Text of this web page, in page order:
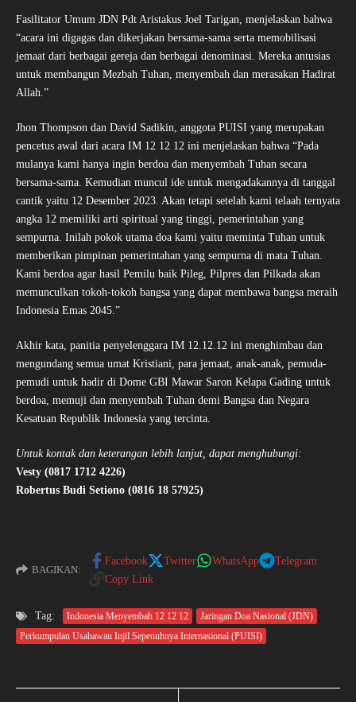
Fasilitator Umum JDN Pdt Aristakus Joel Tarigan, menjelaskan bahwa
“acara ini digagas dan dikerjakan bersama-sama serta memobilisasi
jemaat dari berbagai gereja dan berbagai denominasi. Mereka antusias
untuk membangun Mezbah Tuhan, menyembah dan merasakan Hadirat
Allah.”
Jhon Thompson dan David Sadikin, anggota PUISI yang merupakan
pencetus awal dari acara IM 12 12 12 ini menjelaskan bahwa “Pada
mulanya kami hanya ingin berdoa dan menyembah Tuhan secara
bersama-sama. Kemudian muncul ide untuk mengadakannya di tanggal
cantik yaitu 12 Desember 2023. Akan tetapi setelah kami telaah ternyata
angka 12 memiliki arti spiritual yang tinggi, pemerintahan yang
sempurna. Inilah pokok utama doa kami yaitu meminta Tuhan untuk
memberikan pimpinan pemerintahan yang sempurna di mata Tuhan.
Kami berdoa agar hasil Pemilu baik Pileg, Pilpres dan Pilkada akan
memunculkan tokoh-tokoh bangsa yang dapat membawa bangsa meraih
Indonesia Emas 2045.”
Akhir kata, panitia penyelenggara IM 12.12.12 ini menghimbau dan
mengundang semua umat Kristiani, para jemaat, anak-anak, pemuda-
pemudi untuk hadir di Dome GBI Mawar Saron Kelapa Gading untuk
berdoa, memuji dan menyembah Tuhan demi Bangsa dan Negara
Kesatuan Republik Indonesia yang tercinta.
Untuk kontak dan keterangan lebih lanjut, dapat menghubungi:
Vesty (0817 1712 4226)
Robertus Budi Setiono (0816 18 57925)
BAGIKAN:
Facebook Twitter WhatsApp
Telegram
Copy Link
Tag: Indonesia Menyembah 12 12 12
Jaringan Doa Nasional (JDN)
Perkumpulan Usahawan Injil Sepenuhnya Internasional (PUISI)